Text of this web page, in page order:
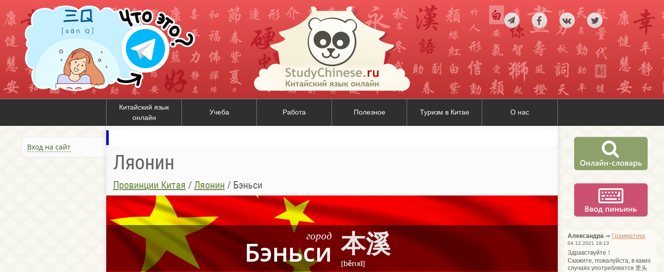
Китайский язык
онлайн
Учеба Работа Полезное Туризм в Китае О нас
Вход на сайт
Ляонин
Провинции Китая / Ляонин / Бэньси
город
Бэньси 本溪
[běnxī]
Александра ⇒ Грамматика
04.12.2021 19:13
Здравствуйте！
Cкажите, пожалуйста, в каких
случаях употребляется 里头